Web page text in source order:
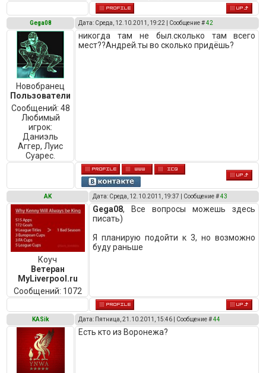
Gega08 Дата: Среда, 12.10.2011, 19:22 | Сообщение #42
Новобранец
Пользователи
Сообщений: 48
Любимый
игрок:
Даниэль
Аггер, Луис
Суарес.
никогда там не был.сколько там всего
мест??Андрей.ты во сколько придёшь?
AK Дата: Среда, 12.10.2011, 19:37 | Сообщение #43
Коуч
Ветеран
MyLiverpool.ru
Сообщений: 1072
Gega08, Все вопросы можешь здесь
писать)
Я планирую подойти к 3, но возможно
буду раньше
KASik Дата: Пятница, 21.10.2011, 15:46 | Сообщение #44
Есть кто из Воронежа?